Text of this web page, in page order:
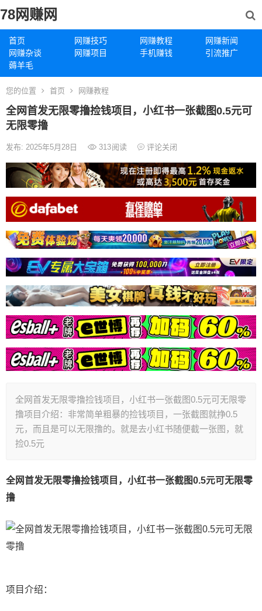
78网赚网
首页 网赚技巧 网赚教程
网赚新闻
网赚杂谈
网赚项目 手机赚钱
引流推广
薅羊毛
您的位置 首页 网赚教程
全网首发无限零撸捡钱项目，小红书一张截图0.5元可
无限零撸
发布: 2025年5月28日 313阅读 评论关闭
全网首发无限零撸捡钱项目，小红书一张截图0.5元可无限零
撸项目介绍：非常简单粗暴的捡钱项目，一张截图就挣0.5
元，而且是可以无限撸的。就是去小红书随便截一张图，就
捡0.5元
全网首发无限零撸捡钱项目，小红书一张截图0.5元可无限零
撸
项目介绍：